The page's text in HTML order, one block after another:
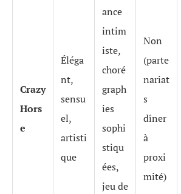
Crazy
Hors
e
Éléga
nt,
sensu
el,
artisti
que
ance
intim
iste,
choré
graph
ies
sophi
stiqu
ées,
jeu de
Non
(parte
nariat
s
dîner
à
proxi
mité)